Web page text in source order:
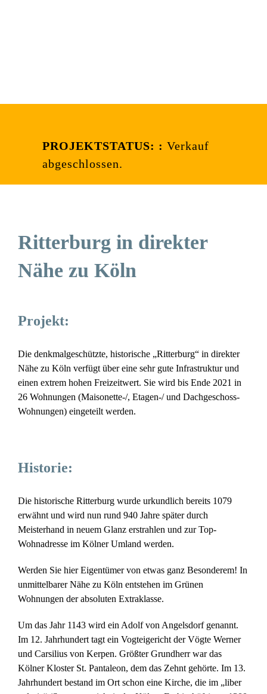
PROJEKTSTATUS: : Verkauf
abgeschlossen.
Ritterburg in direkter
Nähe zu Köln
Projekt:
Die denkmalgeschützte, historische „Ritterburg“ in direkter
Nähe zu Köln verfügt über eine sehr gute Infrastruktur und
einen extrem hohen Freizeitwert. Sie wird bis Ende 2021 in
26 Wohnungen (Maisonette-/, Etagen-/ und Dachgeschoss-
Wohnungen) eingeteilt werden.
Historie:
Die historische Ritterburg wurde urkundlich bereits 1079
erwähnt und wird nun rund 940 Jahre später durch
Meisterhand in neuem Glanz erstrahlen und zur Top-
Wohnadresse im Kölner Umland werden.
Werden Sie hier Eigentümer von etwas ganz Besonderem! In
unmittelbarer Nähe zu Köln entstehen im Grünen
Wohnungen der absoluten Extraklasse.
Um das Jahr 1143 wird ein Adolf von Angelsdorf genannt.
Im 12. Jahrhundert tagt ein Vogteigericht der Vögte Werner
und Carsilius von Kerpen. Größter Grundherr war das
Kölner Kloster St. Pantaleon, dem das Zehnt gehörte. Im 13.
Jahrhundert bestand im Ort schon eine Kirche, die im „liber